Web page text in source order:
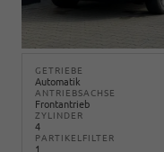
GETRIEBE
Automatik
ANTRIEBSACHSE
Frontantrieb
ZYLINDER
4
PARTIKELFILTER
1